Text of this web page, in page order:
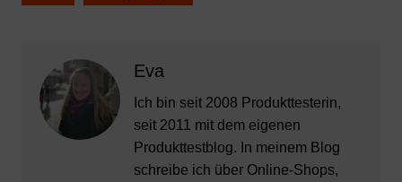
Eva
Ich bin seit 2008 Produkttesterin,
seit 2011 mit dem eigenen
Produkttestblog. In meinem Blog
schreibe ich über Online-Shops,